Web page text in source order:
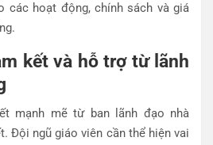
các hoạt động, chính sách và giá
kết và hỗ trợ từ lãnh
mạnh mẽ từ ban lãnh đạo nhà
Đội ngũ giáo viên cần thể hiện vai